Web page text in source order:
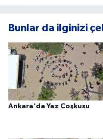
Bunlar da ilginizi
Ankara'da Yaz Coşkusu